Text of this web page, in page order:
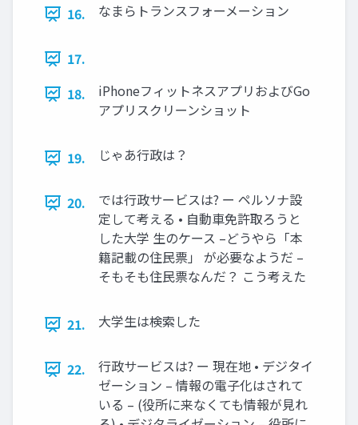
16.
なまらトランスフォーメーション
17.
18.
iPhoneフィットネスアプリおよびGo
アプリスクリーンショット
19. じゃあ行政は？
20.
では行政サービスは? ー ペルソナ設
定して考える • 自動車免許取ろうと
した大学 生のケース –どうやら「本
籍記載の住民票」 が必要なようだ –
そもそも住民票なんだ？ こう考えた
21. 大学生は検索した
22.
行政サービスは? ー 現在地 • デジタイ
ゼーション – 情報の電子化はされて
いる – (役所に来なくても情報が見れ